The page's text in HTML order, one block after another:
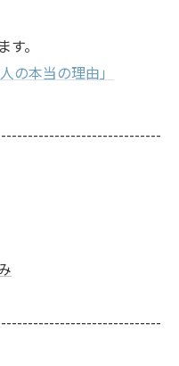
。
の本当の理由」